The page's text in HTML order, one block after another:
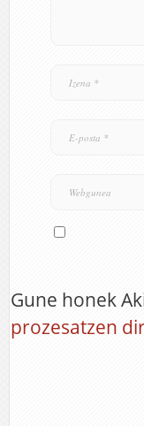
Gune honek
prozesatzen